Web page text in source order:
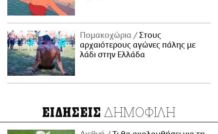
Πομακοχώρια
Στους
αρχαιότερους αγώνες πάλης με
λάδι στην Ελλάδα
ΕΙΔΗΣΕΙΣ ΔΗΜΟΦΙΛΗ